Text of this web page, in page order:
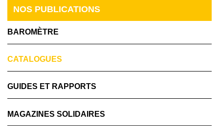
NOS PUBLICATIONS
BAROMÈTRE
CATALOGUES
GUIDES ET RAPPORTS
MAGAZINES SOLIDAIRES